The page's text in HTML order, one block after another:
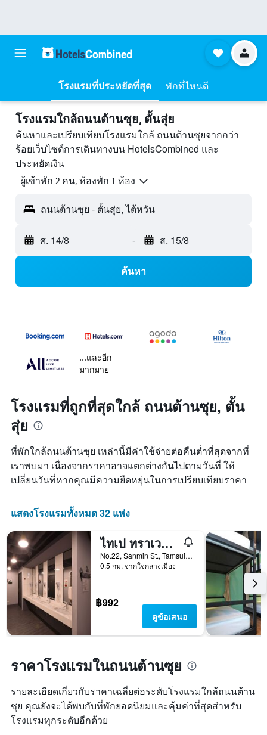
โรงแรมที่ประหยัดที่สุด พักที่ไหนดี
โรงแรมใกล้ถนนต้านซุย, ตั้นสุ่ย
ค้นหาและเปรียบเทียบโรงแรมใกล้ ถนนต้านซุยจากกว่า
ร้อยเว็บไซต์การเดินทางบน HotelsCombined และ
ประหยัดเงิน
ผู้เข้าพัก 2 คน, ห้องพัก 1 ห้อง
ถนนต้านซุย - ตั้นสุ่ย, ไต้หวัน
ศ. 14/8 - ส. 15/8
ค้นหา
...และอีก
มากมาย
โรงแรมที่ถูกที่สุดใกล้ ถนนต้านซุย, ตั้น
สุ่ย
ที่พักใกล้ถนนต้านซุย เหล่านี้มีค่าใช้จ่ายต่อคืนต่ำที่สุดจากที่
เราพบมา เนื่องจากราคาอาจแตกต่างกันไปตามวันที่ ให้
เปลี่ยนวันที่หากคุณมีความยืดหยุ่นในการเปรียบเทียบราคา
แสดงโรงแรมทั้งหมด 32 แห่ง
ไทเป ทราเวลเลอร์ส อินเตอร์เนชั่นแนล โฮสเทล
No.22, Sanmin St., Tamsui Dist., ตั้นสุ่ย, ไต้หวัน
0.5 กม. จากใจกลางเมือง
฿992
ดูข้อเสนอ
ราคาโรงแรมในถนนต้านซุย
รายละเอียดเกี่ยวกับราคาเฉลี่ยต่อระดับโรงแรมใกล้ถนนต้าน
ซุย คุณยังจะได้พบกับที่พักยอดนิยมและคุ้มค่าที่สุดสำหรับ
โรงแรมทุกระดับอีกด้วย